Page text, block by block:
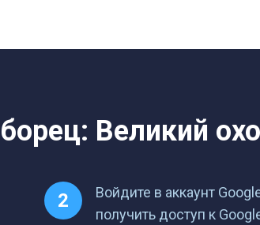
Великий
Войдите в аккаунт
получить доступ к